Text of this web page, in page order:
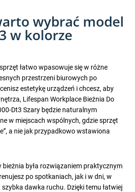
wybrać model
w kolorze
łatwo wpasowuje się w różne
przestrzeni biurowych po
estetykę urządzeń i chcesz, aby
Lifespan Workplace Bieżnia Do
Dt3 Szary będzie naturalnym
w miejscach wspólnych, gdzie sprzęt
a nie jak przypadkowo wstawiona
bieżnia była rozwiązaniem praktycznym
po spotkaniach, jak i w dni, w
dawka ruchu. Dzięki temu łatwiej